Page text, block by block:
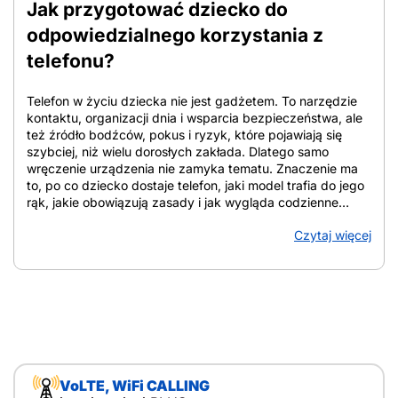
Jak przygotować dziecko do
odpowiedzialnego korzystania z
telefonu?
Telefon w życiu dziecka nie jest gadżetem. To narzędzie
kontaktu, organizacji dnia i wsparcia bezpieczeństwa, ale
też źródło bodźców, pokus i ryzyk, które pojawiają się
szybciej, niż wielu dorosłych zakłada. Dlatego samo
wręczenie urządzenia nie zamyka tematu. Znaczenie ma
to, po co dziecko dostaje telefon, jaki model trafia do jego
rąk, jakie obowiązują zasady i jak wygląda codzienne
uporządkowane wskazówki, które pomagają ocenić
reguły i zadbać o bezpieczeństwo online. Z artykułu
samodzielne powroty ze szkoły, wyjścia do kolegów,
Czytaj więcej
VoLTE, WiFi CALLING